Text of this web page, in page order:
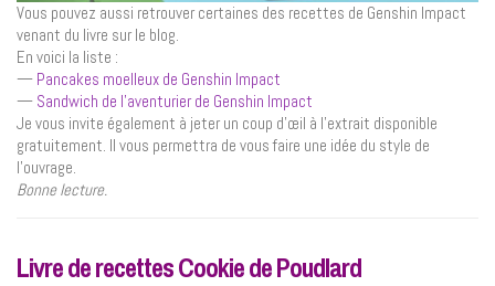
Vous pouvez aussi retrouver certaines des recettes de Genshin Impact
venant du livre sur le blog.
En voici la liste :
— Pancakes moelleux de Genshin Impact
— Sandwich de l’aventurier de Genshin Impact
Je vous invite également à jeter un coup d’œil à l’extrait disponible
gratuitement. Il vous permettra de vous faire une idée du style de
l’ouvrage.
Bonne lecture.
Livre de recettes Cookie de Poudlard